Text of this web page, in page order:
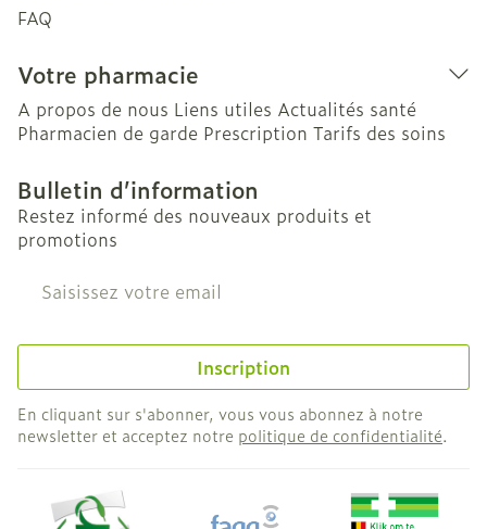
FAQ
Votre pharmacie
A propos de nous Liens utiles Actualités santé
Pharmacien de garde Prescription Tarifs des soins
Bulletin d’information
Restez informé des nouveaux produits et
promotions
Adresse mail
Inscription
En cliquant sur s'abonner, vous vous abonnez à notre
newsletter et acceptez notre politique de confidentialité.